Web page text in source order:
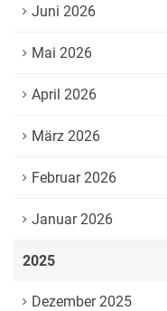
Juni 2026
Mai 2026
April 2026
März 2026
Februar 2026
Januar 2026
2025
Dezember 2025